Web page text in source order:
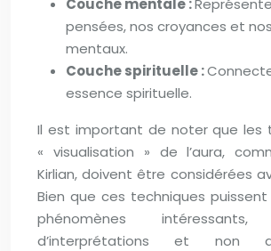
Couche mentale :
pensées, nos croyances et
mentaux.
Couche spirituelle :
essence spirituelle.
Il est important de noter que les
« visualisation » de l’aura,
Kirlian, doivent être considérées
Bien que ces techniques
phénomènes
d’interprétations et non